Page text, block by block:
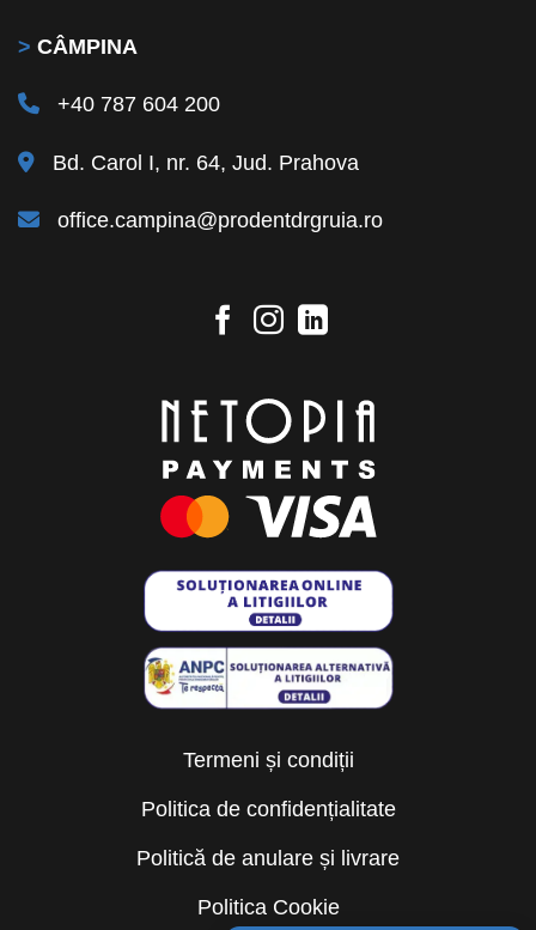
> CÂMPINA
+40 787 604 200
Bd. Carol I, nr. 64, Jud. Prahova
office.campina@prodentdrgruia.ro
Termeni și condiții
Politica de confidențialitate
Politică de anulare și livrare
Politica Cookie